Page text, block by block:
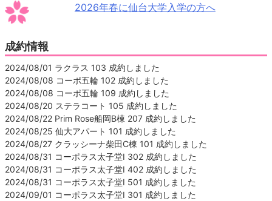
2026年春に仙台大学入学の方へ
成約情報
2024/08/01 ラクラス 103 成約しました
2024/08/08 コーポ五輪 102 成約しました
2024/08/08 コーポ五輪 109 成約しました
2024/08/20 ステラコート 105 成約しました
2024/08/22 Prim Rose船岡B棟 207 成約しました
2024/08/25 仙大アパート 101 成約しました
2024/08/27 クラッシーナ柴田C棟 101 成約しました
2024/08/31 コーポラス太子堂Ⅰ 302 成約しました
2024/08/31 コーポラス太子堂Ⅰ 402 成約しました
2024/08/31 コーポラス太子堂Ⅰ 501 成約しました
2024/09/01 コーポラス太子堂Ⅰ 301 成約しました